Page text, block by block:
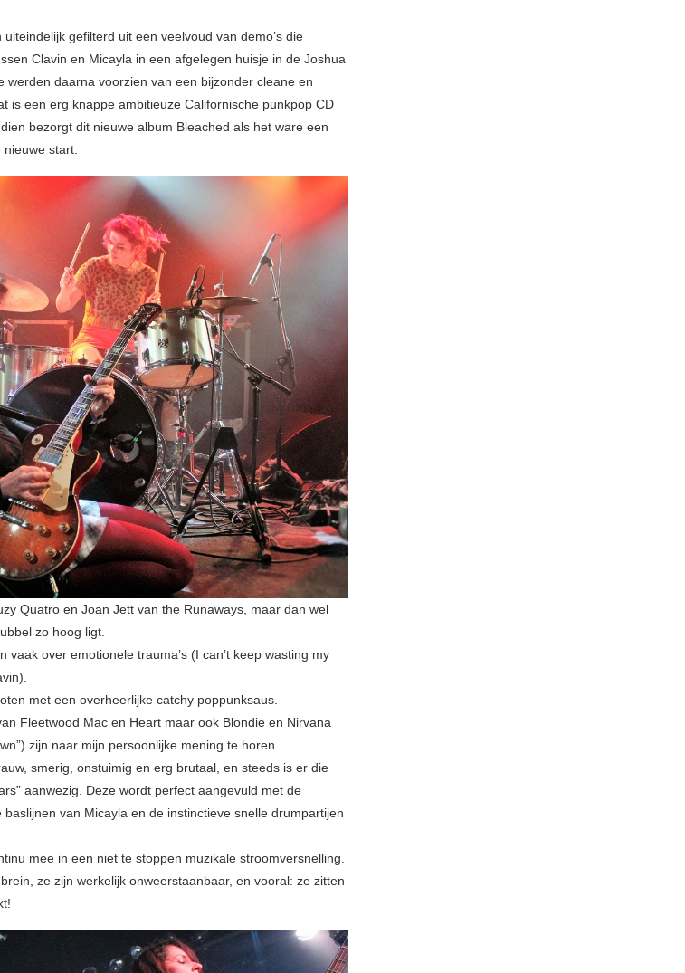
gefilterd uit een veelvoud van demo’s die
Clavin en Micayla in een afgelegen huisje in de Joshua
werden daarna voorzien van een bijzonder cleane en
is een erg knappe ambitieuze Californische punkpop CD
bezorgt dit nieuwe album Bleached als het ware een
start.
Quatro en Joan Jett van the Runaways, maar dan wel
zo hoog ligt.
vaak over emotionele trauma’s (I can’t keep wasting my
met een overheerlijke catchy poppunksaus.
Fleetwood Mac en Heart maar ook Blondie en Nirvana
zijn naar mijn persoonlijke mening te horen.
smerig, onstuimig en erg brutaal, en steeds is er die
aanwezig. Deze wordt perfect aangevuld met de
van Micayla en de instinctieve snelle drumpartijen
mee in een niet te stoppen muzikale stroomversnelling.
ze zijn werkelijk onweerstaanbaar, en vooral: ze zitten